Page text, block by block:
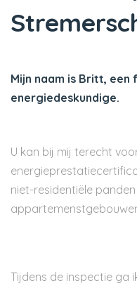
Mijn naam is Britt,
energiedeskundige.
U kan bij mij terecht
niet-residentiële
Tijdens de inspectie ga